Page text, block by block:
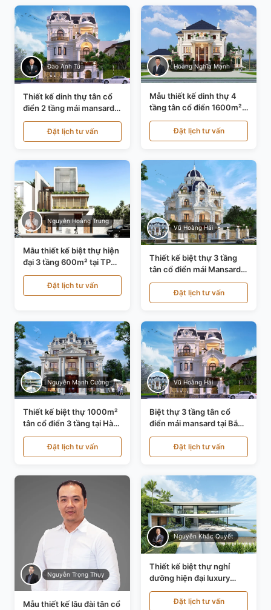
Đào Anh Tú
Thiết kế dinh thự tân cổ
điển 2 tầng mái mansard
tại Bắc Ninh KT20084
Đặt lịch tư vấn
Hoàng Nghĩa Mạnh
Mẫu thiết kế dinh thự 4
tầng tân cổ điển 1600m²
tại Thanh Hóa KT20071
Đặt lịch tư vấn
Nguyễn Hoàng Trung
Mẫu thiết kế biệt thự hiện
đại 3 tầng 600m² tại TP
Hồ Chí Minh KT24602
Đặt lịch tư vấn
Vũ Hoàng Hải
Thiết kế biệt thự 3 tầng
tân cổ điển mái Mansard
tại Thanh Hóa KT23104
Đặt lịch tư vấn
Nguyễn Mạnh Cường
Thiết kế biệt thự 1000m²
tân cổ điển 3 tầng tại Hà
Nội KT21010
Đặt lịch tư vấn
Vũ Hoàng Hải
Biệt thự 3 tầng tân cổ
điển mái mansard tại Bắc
Ninh KT21198
Đặt lịch tư vấn
Nguyễn Trọng Thụy
Mẫu thiết kế lâu đài tân cổ
Nguyễn Khắc Quyết
Thiết kế biệt thự nghỉ
dưỡng hiện đại luxury
700m² tại Đà Nẵng
KT24616Đặt lịch tư vấn